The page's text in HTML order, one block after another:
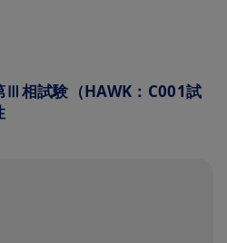
Ⅲ相試験（HAWK：C001試